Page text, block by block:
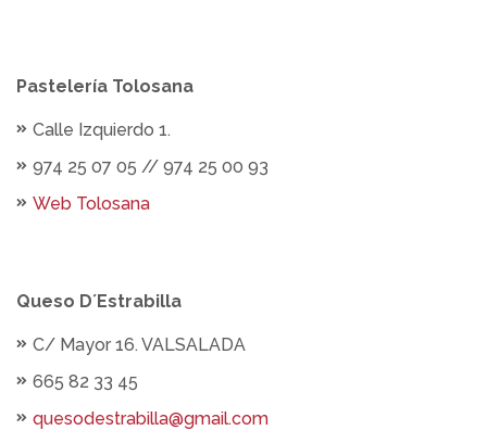
Pastelería Tolosana
Calle Izquierdo 1.
974 25 07 05 // 974 25 00 93
Web Tolosana
Queso D´Estrabilla
C/ Mayor 16. VALSALADA
665 82 33 45
quesodestrabilla@gmail.com